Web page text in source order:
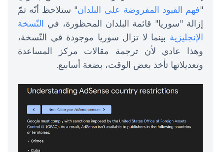
"فهم القيود المفروضة على البلدان" ستلاحظ أنّه تمّ
إزالة "سوريا" قائمة البلدان المحظورة، في النّسخة
الإنجليزية بينما لا تزال سوريا موجودة في النّسخة،
وهذا عادي لأن ترجمة مقالات مركز المساعدة
وتعديلاتها تأخذ بعض الوقت، بضعة أسابيع.